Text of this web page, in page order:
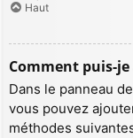
Haut
Comment puis-
Dans le panneau
vous pouvez
méthodes